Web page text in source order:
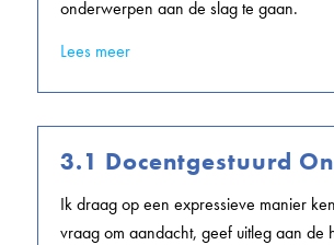
onderwerpen aan de slag te gaan.
Lees meer
3.1 Docentgestuurd
Ik draag op een expressieve manier
vraag om aandacht, geef uitleg aan de